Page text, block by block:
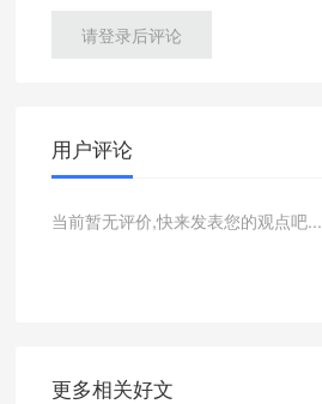
请登录后评论
用户评论
当前暂无评价,快来发表您的观点吧...
更多相关好文